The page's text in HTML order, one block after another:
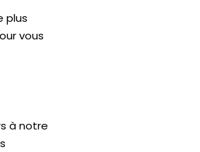
plus
vous
à notre